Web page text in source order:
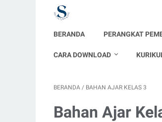
BERANDA PERANGKAT
CARA DOWNLOAD
BERANDA / BAHAN AJAR KELAS 3
Bahan Ajar